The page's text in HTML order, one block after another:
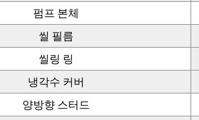
펌프 본체
씰 필름
씰링 링
냉각수 커버
양방향 스터드